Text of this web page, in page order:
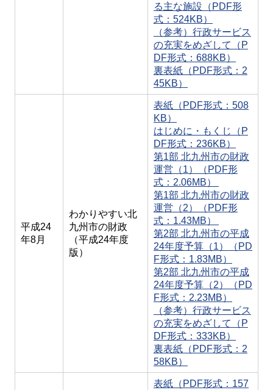
る主な施設（PDF形
式：524KB）
（参考）行政サービス
の充実をめざして（P
DF形式：688KB）
裏表紙（PDF形式：2
45KB）
平成24
年8月
わかりやすい北
九州市の財政
（平成24年度
版）
表紙（PDF形式：508
KB）
はじめに・もくじ（P
DF形式：236KB）
第1部 北九州市の財政
運営（1）（PDF形
式：2.06MB）
第1部 北九州市の財政
運営（2）（PDF形
式：1.43MB）
第2部 北九州市の平成
24年度予算（1）（PD
F形式：1.83MB）
第2部 北九州市の平成
24年度予算（2）（PD
F形式：2.23MB）
（参考）行政サービス
の充実をめざして（P
DF形式：333KB）
裏表紙（PDF形式：2
58KB）
表紙（PDF形式：157